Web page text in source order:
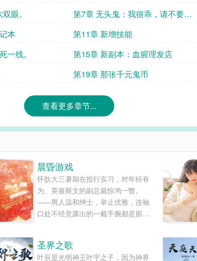
眼。
第7章 无头鬼：我很乖，请不要捶
我
本 第11章 新增技能
一线。 第15章 新副本：血腥理发店
第19章 那张千元鬼币
查看更多章节...
晨昏游戏
怀歆大三暑期在投行实习，对年轻有
为、英俊斯文的副总裁惊鸿一瞥。
——男人温和绅士，举止优雅，连袖
口处不经意露出的一截手腕都是那么
作关系对自己的掣肘。 某天怀歆浓妆
圣界之歌
叶辰是光明神王叶宇之子，因为神界